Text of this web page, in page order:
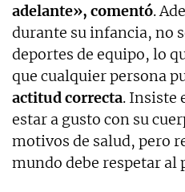
adelante», comentó.
durante su infancia, no
deportes de equipo, lo
que cualquier persona
actitud correcta. Insiste
estar a gusto con su
motivos de salud, pero
mundo debe respetar al